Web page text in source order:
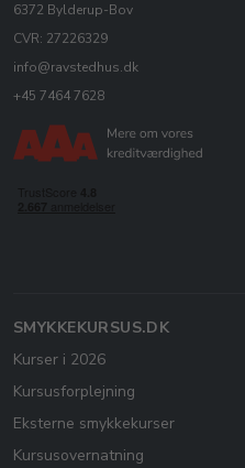
6372 Bylderup-Bov
CVR: 27226329
info@ravstedhus.dk
+45 7464 7628
SMYKKEKURSUS.DK
Kurser i 2026
Kursusforplejning
Eksterne smykkekurser
Kursusovernatning